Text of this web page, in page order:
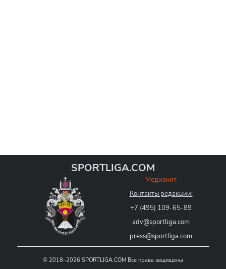
SPORTLIGA.COM
Медиакит
Контакты редакции:
+7 (495) 109-65-89
adv@sportliga.com
press@sportliga.com
© 2018–2026 SPORTLIGA.COM Все права защищены